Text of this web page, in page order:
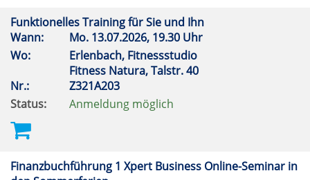
Funktionelles Training für Sie und Ihn
Wann:
Mo. 13.07.2026, 19.30 Uhr
Wo:
Erlenbach, Fitnessstudio
Fitness Natura, Talstr. 40
Nr.:
Z321A203
Status:
Anmeldung möglich
Finanzbuchführung 1 Xpert Business Online-Seminar in